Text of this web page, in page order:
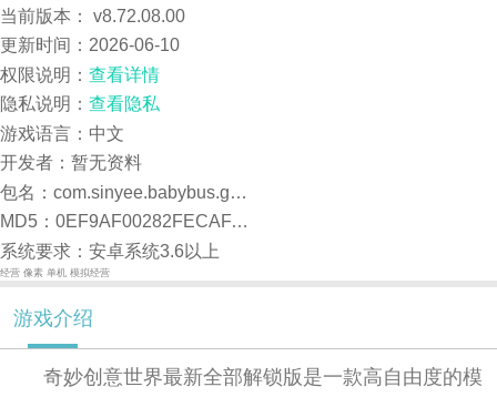
当前版本：
v8.72.08.00
更新时间： 2026-06-10
权限说明： 查看详情
隐私说明： 查看隐私
游戏语言：中文
开发者：暂无资料
包名：com.sinyee.babybus.gameworld.design.home.friends.fun.life.story.kbinstaller
MD5：0EF9AF00282FECAFA07B6EE0908F2D24
系统要求：安卓系统3.6以上
经营 像素 单机 模拟经营
游戏介绍
奇妙创意世界最新全部解锁版是一款高自由度的模